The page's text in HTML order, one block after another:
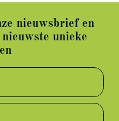
nieuwsbrief en
unieke